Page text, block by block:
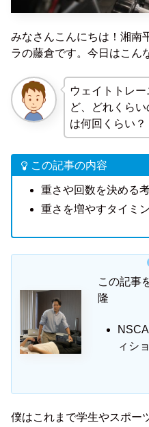
みなさんこんにちは！湘
ラの藤倉です。今日はこん
ウェイトトレ
ど、どれくら
は何回くらい？
この記事の内容
重さや回数を決める
重さを増やすタイミ
この記事
隆
ィシ
僕はこれまで学生やスポー